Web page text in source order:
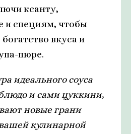
ксанту,
и специям, чтобы
вкуса и
пюре.
идеального соуса
и сами цуккини,
новые грани
кулинарной